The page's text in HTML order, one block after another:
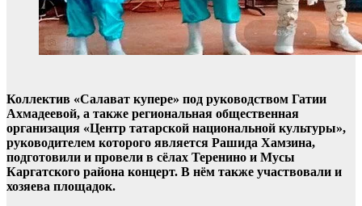
Коллектив «Салават купере» под руководством Гатии
Ахмадеевой, а также региональная общественная
организация «Центр татарской национальной культуры»,
руководителем которого является Рашида Хамзина,
подготовили и провели в сёлах Теренино и Мусы
Каргатского района концерт. В нём также участвовали и
хозяева площадок.